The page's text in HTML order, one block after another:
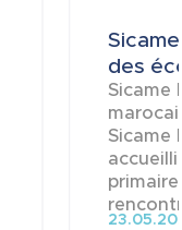
des
Sicame
Sicame